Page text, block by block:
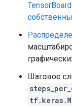
TensorBoard
Шаговое